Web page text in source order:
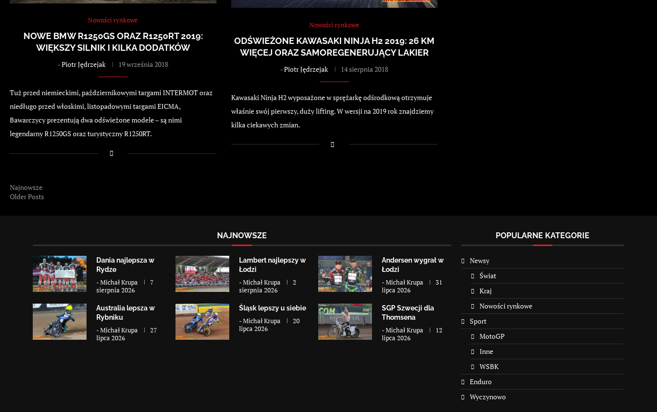
Nowości rynkowe
NOWE BMW R1250GS ORAZ R1250RT 2019:
WIĘKSZY SILNIK I KILKA DODATKÓW
-Piotr Jędrzejak 19 września 2018
Tuż przed niemieckimi, październikowymi targami INTERMOT oraz
niedługo przed włoskimi, listopadowymi targami EICMA,
Bawarczycy prezentują dwa odświeżone modele – są nimi
legendarny R1250GS oraz turystyczny R1250RT.
Nowości rynkowe
ODŚWIEŻONE KAWASAKI NINJA H2 2019: 26 KM
WIĘCEJ ORAZ SAMOREGENERUJĄCY LAKIER
-Piotr Jędrzejak 14 sierpnia 2018
Kawasaki Ninja H2 wyposażone w sprężarkę odśrodkową otrzymuje
właśnie swój pierwszy, duży lifting. W wersji na 2019 rok znajdziemy
kilka ciekawych zmian.
Najnowsze
Older Posts
NAJNOWSZE
Dania najlepsza w
Rydze
-Michał Krupa
7
sierpnia 2026
Lambert najlepszy w
Łodzi
-Michał Krupa
2
sierpnia 2026
Andersen wygrał w
Łodzi
-Michał Krupa
31
lipca 2026
Australia lepsza w
Rybniku
-Michał Krupa
27
lipca 2026
Śląsk lepszy u siebie
-Michał Krupa
20
lipca 2026
SGP Szwecji dla
Thomsena
-Michał Krupa
12
lipca 2026
POPULARNE KATEGORIE
Newsy
Świat
Kraj
Nowości rynkowe
Sport
MotoGP
Inne
WSBK
Enduro
Wyczynowo